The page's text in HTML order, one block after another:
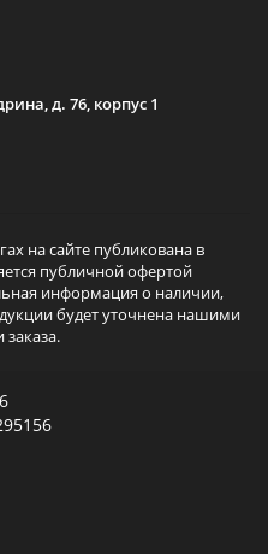
д. 76, корпус 1
на сайте публикована в
публичной офертой
информация о наличии,
будет уточнена нашими